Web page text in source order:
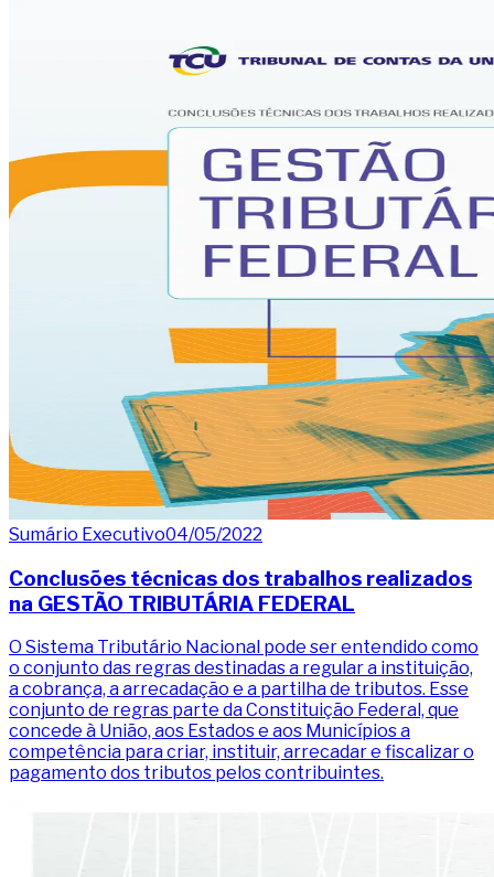
Sumário Executivo04/05/2022
Conclusões técnicas dos trabalhos realizados
na GESTÃO TRIBUTÁRIA FEDERAL
O Sistema Tributário Nacional pode ser entendido como
o conjunto das regras destinadas a regular a instituição,
a cobrança, a arrecadação e a partilha de tributos. Esse
conjunto de regras parte da Constituição Federal, que
concede à União, aos Estados e aos Municípios a
competência para criar, instituir, arrecadar e fiscalizar o
pagamento dos tributos pelos contribuintes.